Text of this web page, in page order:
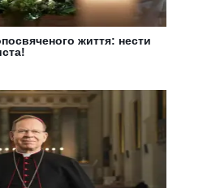
життя: нести